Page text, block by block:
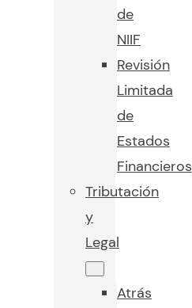
de
NIIF
Revisión
Limitada
de
Estados
Financieros
Tributación
y
Legal
Atrás